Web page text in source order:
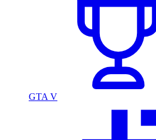
GTA V